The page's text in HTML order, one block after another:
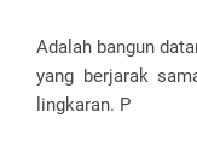
Adalah bangun
yang berjarak
lingkaran. P